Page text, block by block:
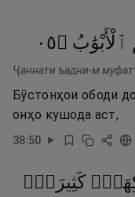
ٱلْأَبْوَٰبُ ۝٥٠
Ҷаннати ъадни-м
Бӯстонҳои ободи
онҳо кушода аст,
38:50
كَثِيرَةٍۢ